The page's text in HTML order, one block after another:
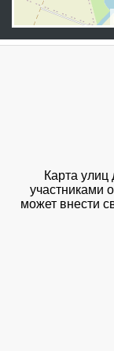
Карта улиц
участниками
может внести